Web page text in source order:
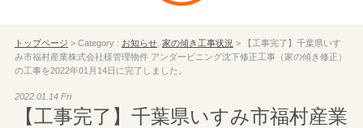
トップページ > Category : お知らせ, 家の傾き工事状況 > 【工事完了】千葉県いす
み市福村産業株式会社様管理物件 アンダーピニング沈下修正工事（家の傾き修正）
の工事を2022年01月14日に完了しました。
2022.01.14 Fri
【工事完了】千葉県いすみ市福村産業